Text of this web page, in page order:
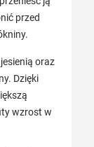
przed
oraz
Dzięki
wzrost w